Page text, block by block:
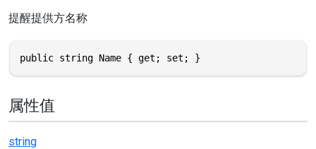
提醒提供方名称
public string Name { get; set; }
属性值
string